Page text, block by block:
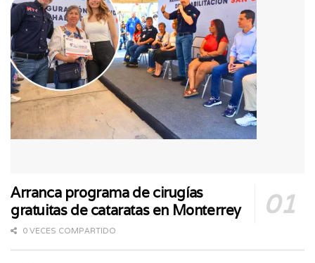
Arranca programa de cirugías
gratuitas de cataratas en Monterrey
0 VECES COMPARTIDO